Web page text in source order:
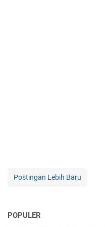
Postingan Lebih Baru
POPULER